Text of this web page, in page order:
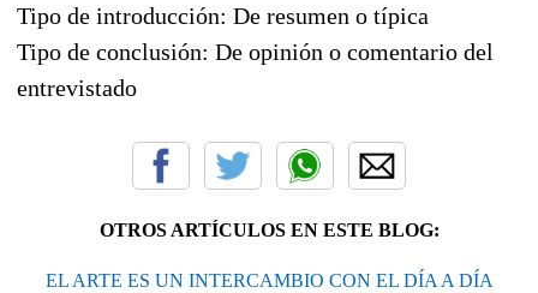
Tipo de introducción: De resumen o típica
Tipo de conclusión: De opinión o comentario del
entrevistado
OTROS ARTÍCULOS EN ESTE BLOG:
EL ARTE ES UN INTERCAMBIO CON EL DÍA A DÍA